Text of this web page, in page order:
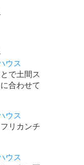
で土間ス
合わせて
リカンチ